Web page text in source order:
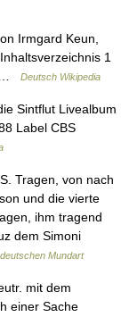
Irmgard Keun,
1
…
Deutsch Wikipedia
Sintflut Livealbum
Label CBS
Tragen, von nach
und die vierte
ihm tragend
dem Simoni
Mundart
mit dem
einer Sache